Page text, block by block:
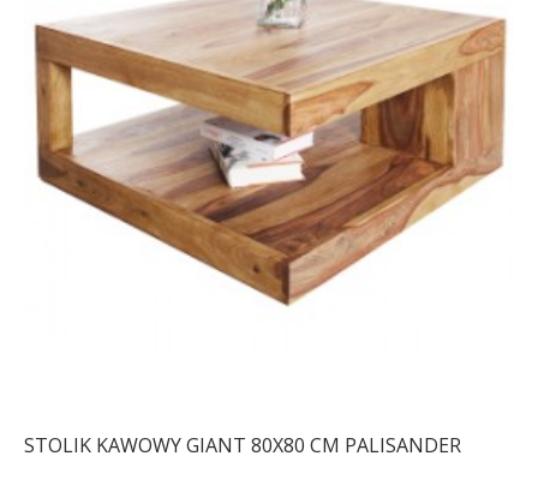
STOLIK KAWOWY GIANT 80X80 CM PALISANDER